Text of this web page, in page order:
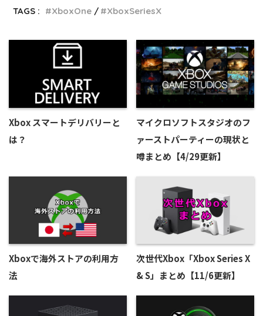
TAGS :
XboxOne XboxSeriesX
Xbox スマートデリバリーと
は？
マイクロソフトスタジオのフ
ァーストパーティーの現状と
噂まとめ【4/29更新】
Xboxで海外ストアの利用方
法
次世代Xbox「Xbox Series X
& S」まとめ【11/6更新】